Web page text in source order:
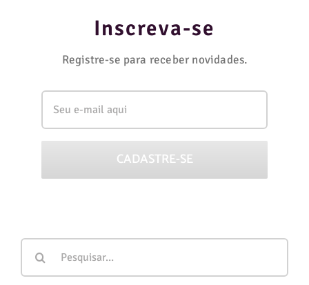
Inscreva-se
Registre-se para receber novidades.